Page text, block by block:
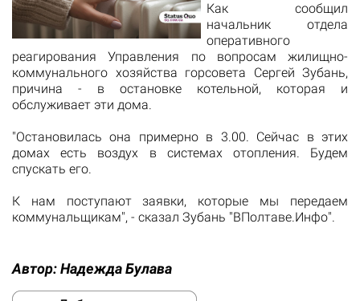
Как сообщил
начальник отдела
оперативного
реагирования Управления по вопросам жилищно-
коммунального хозяйства горсовета Сергей Зубань,
причина - в остановке котельной, которая и
обслуживает эти дома.
"Остановилась она примерно в 3.00. Сейчас в этих
домах есть воздух в системах отопления. Будем
спускать его.
К нам поступают заявки, которые мы передаем
коммунальщикам", - сказал Зубань "ВПолтаве.Инфо".
Автор:Надежда Булава